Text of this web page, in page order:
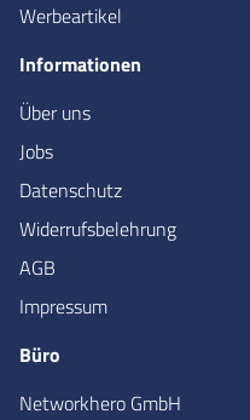
Werbeartikel
Informationen
Über uns
Jobs
Datenschutz
Widerrufsbelehrung
AGB
Impressum
Büro
Networkhero GmbH